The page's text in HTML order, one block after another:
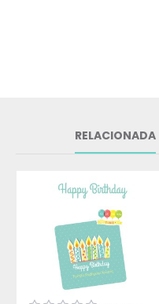
RELACIONADA